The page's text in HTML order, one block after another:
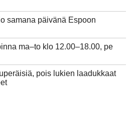
samana päivänä Espoon
ma–to klo 12.00–18.00, pe
pois lukien laadukkaat